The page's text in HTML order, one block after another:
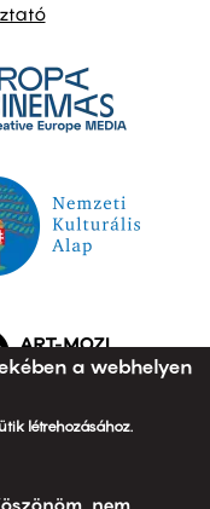
a webhelyen
létrehozásához.
nem